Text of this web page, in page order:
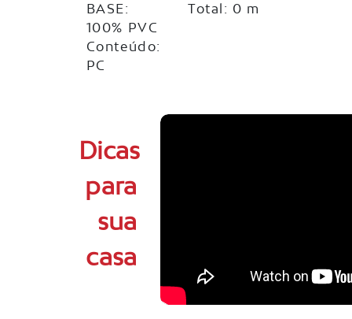
BASE:
100% PVC
Conteúdo:
PC
Total: 0 m
Dicas
para
sua
casa